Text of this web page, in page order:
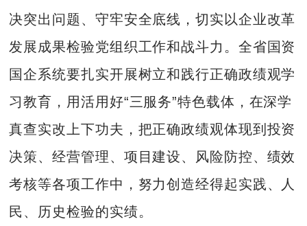
决突出问题、守牢安全底线，切实以企业改革
发展成果检验党组织工作和战斗力。全省国资
国企系统要扎实开展树立和践行正确政绩观学
习教育，用活用好“三服务”特色载体，在深学
真查实改上下功夫，把正确政绩观体现到投资
决策、经营管理、项目建设、风险防控、绩效
考核等各项工作中，努力创造经得起实践、人
民、历史检验的实绩。